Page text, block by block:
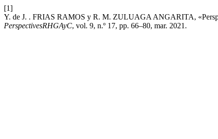
[1]
Y. de J. . FRIAS RAMOS y R. M. ZULUAGA ANGARITA,
PerspectivesRHGAyC, vol. 9, n.º 17, pp. 66–80, mar. 2021.